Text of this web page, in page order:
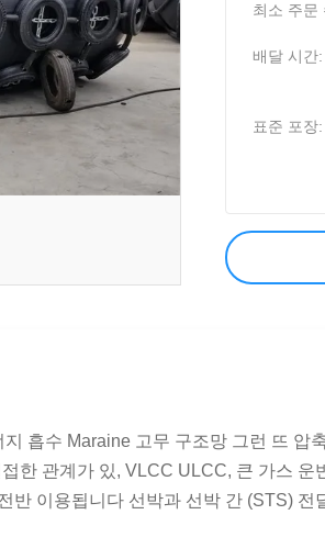
최소 주문
배달 시간:
표준 포장:
흡수 Maraine 고무 구조망 그런 뜨 압
한 관계가 있, VLCC ULCC, 큰 가스
이용됩니다 선박과 선박 간 (STS)